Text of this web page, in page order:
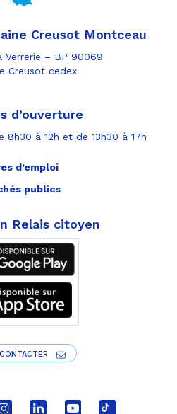
Creusot Montceau
Verrerie – BP 90069
Creusot cedex
d’ouverture
8h30 à 12h et de 13h30 à 17h
d’emploi
publics
Relais citoyen